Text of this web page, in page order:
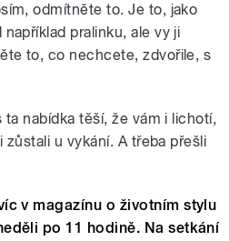
odmítněte to. Je to, jako
pralinku, ale vy ji
to, co nechcete, zdvořile, s
nabídka těší, že vám i lichotí,
u vykání. A třeba přešli
v magazínu o životním stylu
po 11 hodině. Na setkání